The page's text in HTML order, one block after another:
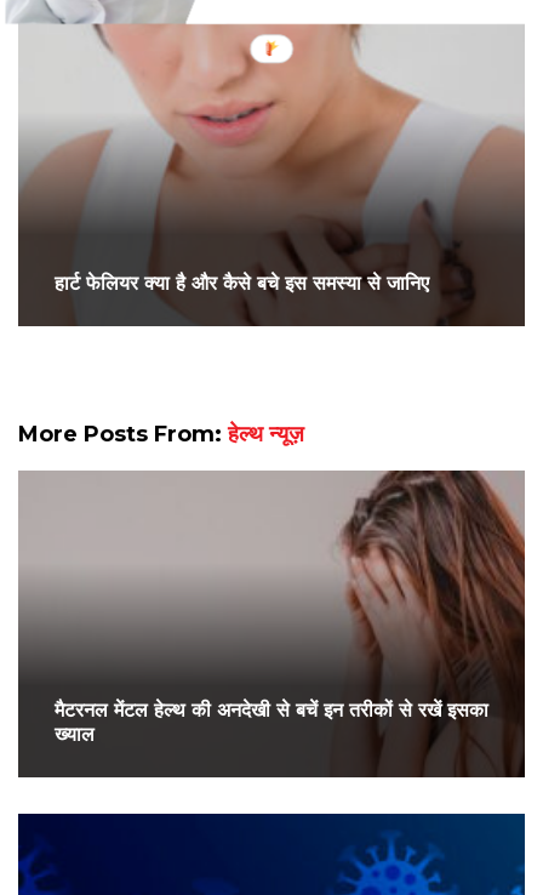
हार्ट फेलियर क्या है और कैसे बचे इस समस्या से जानिए
More Posts From:हेल्थ न्यूज़
मैटरनल मेंटल हेल्थ की अनदेखी से बचें इन तरीकों से रखें इसका
ख्याल